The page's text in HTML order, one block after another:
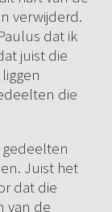
verwijderd.
dat ik
juist die
die
Juist het
dat die
van de